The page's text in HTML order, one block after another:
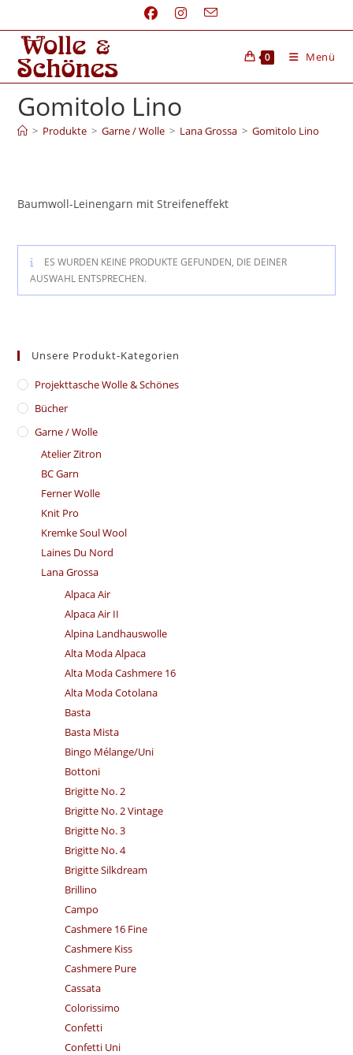
0 Menü
Gomitolo Lino
> Produkte > Garne / Wolle > Lana Grossa > Gomitolo Lino
Baumwoll-Leinengarn mit Streifeneffekt
ES WURDEN KEINE PRODUKTE GEFUNDEN, DIE DEINER
AUSWAHL ENTSPRECHEN.
Unsere Produkt-Kategorien
​Projekttasche Wolle & Schönes
Bücher
Garne / Wolle
Atelier Zitron
BC Garn
Ferner Wolle
Knit Pro
Kremke Soul Wool
Laines Du Nord
Lana Grossa
Alpaca Air
Alpaca Air II
Alpina Landhauswolle
Alta Moda Alpaca
Alta Moda Cashmere 16
Alta Moda Cotolana
Basta
Basta Mista
Bingo Mélange/​Uni
Bottoni
Brigitte No. 2
Brigitte No. 2 Vintage
Brigitte No. 3
Brigitte No. 4
Brigitte Silkdream
Brillino
Campo
Cashmere 16 Fine
Cashmere Kiss
Cashmere Pure
Cassata
Colorissimo
Confetti
Confetti Uni